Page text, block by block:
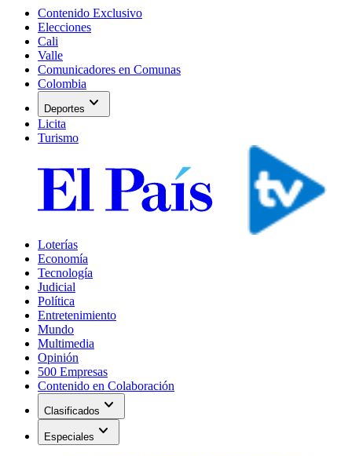
Contenido Exclusivo
Elecciones
Cali
Valle
Comunicadores en Comunas
Colombia
Deportes expand_more
Licita
Turismo
Loterías
Economía
Tecnología
Judicial
Política
Entretenimiento
Mundo
Multimedia
Opinión
500 Empresas
Contenido en Colaboración
Clasificados expand_more
Especiales expand_more